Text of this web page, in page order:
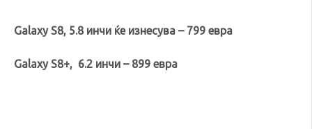
Galaxy S8, 5.8 инчи ќе изнесува – 799 евра
Galaxy S8+, 6.2 инчи – 899 евра